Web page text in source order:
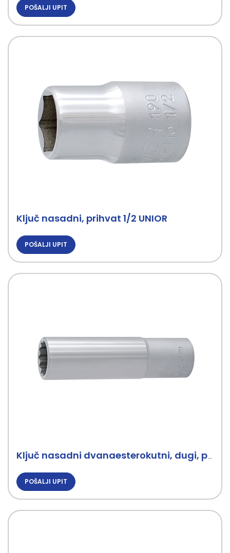
POŠALJI UPIT
Ključ nasadni, prihvat 1/2 UNIOR
POŠALJI UPIT
Ključ nasadni dvanaesterokutni, dugi, prihvat 1/2 UNIOR
POŠALJI UPIT